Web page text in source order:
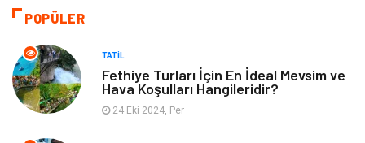
Dekorasyon
Tatil
Alışveriş Gençlik & Eğlence
POPÜLER
TATIL
Fethiye Turları İçin En İdeal Mevsim ve
Hava Koşulları Hangileridir?
24 Eki 2024, Per